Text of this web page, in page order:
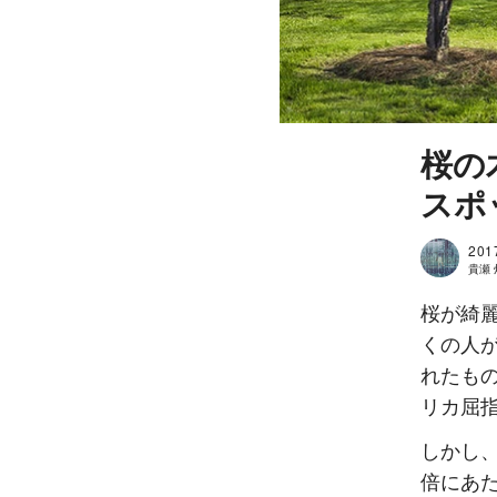
桜の
スポ
貴瀬
桜が綺
くの人
れたも
リカ屈
しかし
倍にあ